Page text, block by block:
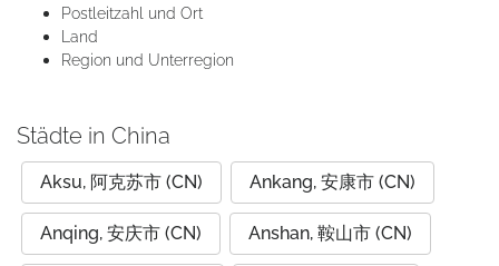
Postleitzahl und Ort
Land
Region und Unterregion
Städte in China
Aksu, 阿克苏市 (CN) Ankang, 安康市 (CN)
Anqing, 安庆市 (CN) Anshan, 鞍山市 (CN)